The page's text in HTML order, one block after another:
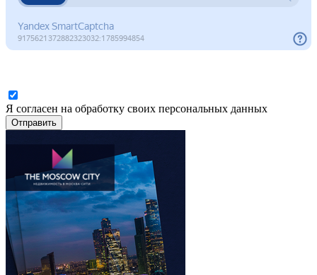
Я согласен на обработку своих персональных данных
Отправить